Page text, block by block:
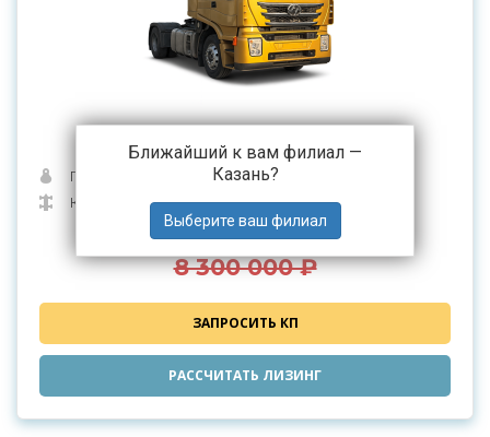
Ближайший к вам филиал —
Казань?
Полная масса (кг): 18000
Колесная формула: 4 × 2
от8 200 000 ₽
8 300 000 ₽
ЗАПРОСИТЬ КП
РАССЧИТАТЬ ЛИЗИНГ